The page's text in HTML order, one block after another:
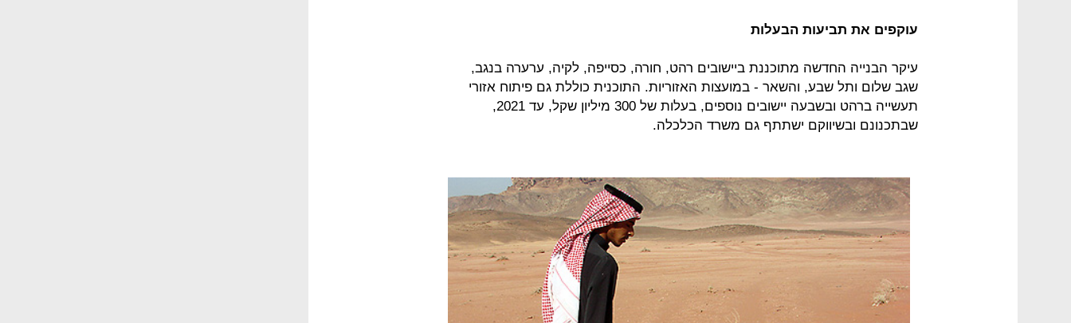
עוקפים את תביעות הבעלות
עיקר הבנייה החדשה מתוכננת ביישובים רהט, חורה, כסייפה, לקיה, ערערה בנגב,
שגב שלום ותל שבע, והשאר - במועצות האזוריות. התוכנית כוללת גם פיתוח אזורי
תעשייה ברהט ובשבעה יישובים נוספים, בעלות של 300 מיליון שקל, עד 2021,
שבתכנונם ובשיווקם ישתתף גם משרד הכלכלה.